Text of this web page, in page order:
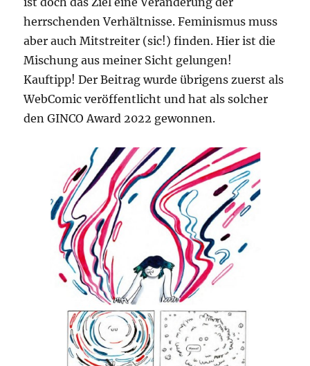
herrschenden Verhältnisse. Feminismus muss
aber auch Mitstreiter (sic!) finden. Hier ist die
Mischung aus meiner Sicht gelungen!
Kauftipp! Der Beitrag wurde übrigens zuerst als
WebComic veröffentlicht und hat als solcher
den GINCO Award 2022 gewonnen.